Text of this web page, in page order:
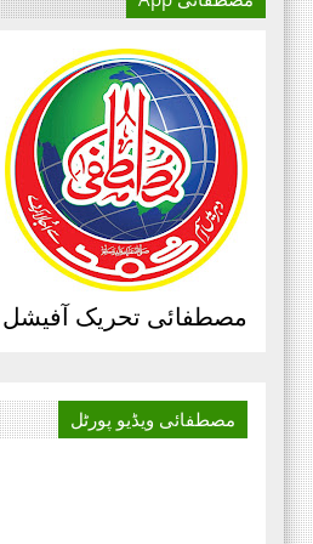
مصطفائی تحریک آفیشل
مصطفائی ویڈیو پورٹل
آج کا دور
اور کسی بھی کاز
نتائج کے لئے اس
انکار نہیں کیا
علی عمران
آباد ڈویژن ۔
2020ء،مصطفائی
قاسم مصطفائی
پیغام بنام ذمہ
مصطفائی فاونڈیشن